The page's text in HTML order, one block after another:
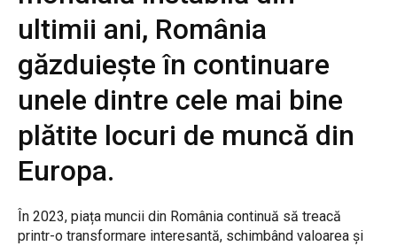
ultimii ani, România
găzduiește în continuare
unele dintre cele mai bine
plătite locuri de muncă din
Europa.
În 2023, piața muncii din România continuă să treacă
printr-o transformare interesantă, schimbând valoarea și